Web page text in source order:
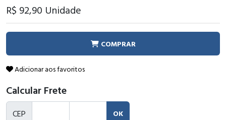
R$ 92,90 Unidade
COMPRAR
Adicionar aos favoritos
Calcular Frete
CEP OK